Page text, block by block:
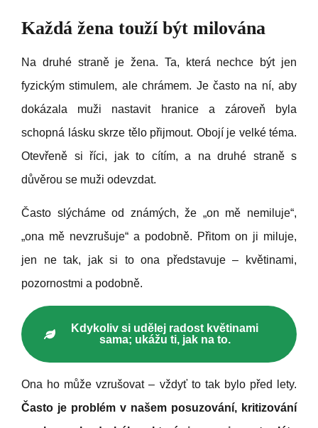
Každá žena touží být milována
Na druhé straně je žena. Ta, která nechce být jen
fyzickým stimulem, ale chrámem. Je často na ní, aby
dokázala muži nastavit hranice a zároveň byla
schopná lásku skrze tělo přijmout. Obojí je velké téma.
Otevřeně si říci, jak to cítím, a na druhé straně s
důvěrou se muži odevzdat.
Často slýcháme od známých, že „on mě nemiluje“,
„ona mě nevzrušuje“ a podobně. Přitom on ji miluje,
jen ne tak, jak si to ona představuje – květinami,
pozornostmi a podobně.
Kdykoliv si udělej radost květinami
sama; ukážu ti, jak na to.
Ona ho může vzrušovat – vždyť to tak bylo před lety.
Často je problém v našem posuzování, kritizování